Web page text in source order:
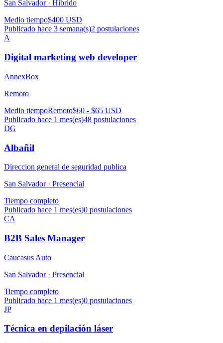
San Salvador · Híbrido
Medio tiempo$400 USD
Publicado hace 3 semana(s)2 postulaciones
A
Digital marketing web developer
AnnexBox
Remoto
Medio tiempoRemoto$60 - $65 USD
Publicado hace 1 mes(es)48 postulaciones
DG
Albañil
Direccion general de seguridad publica
San Salvador · Presencial
Tiempo completo
Publicado hace 1 mes(es)0 postulaciones
CA
B2B Sales Manager
Caucasus Auto
San Salvador · Presencial
Tiempo completo
Publicado hace 1 mes(es)0 postulaciones
JP
Técnica en depilación láser